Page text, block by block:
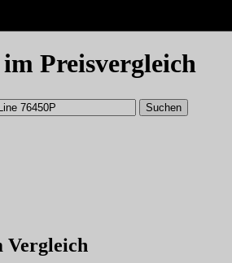
Preisvergleich
Vergleich